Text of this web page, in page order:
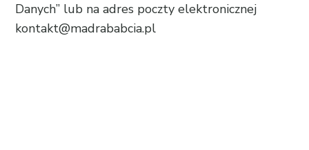
Danych” lub na adres poczty elektronicznej
kontakt@madrababcia.pl